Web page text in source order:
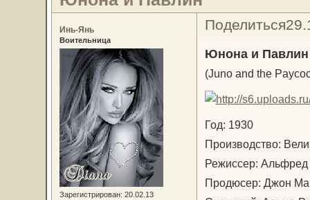
Поделиться
Инь-Янь
Воительница
Зарегистрирован: 20.02.13
Юнона и Павлин
(Juno and the
Год: 1930
Производство:
Режиссер:
Продюсер: Джон